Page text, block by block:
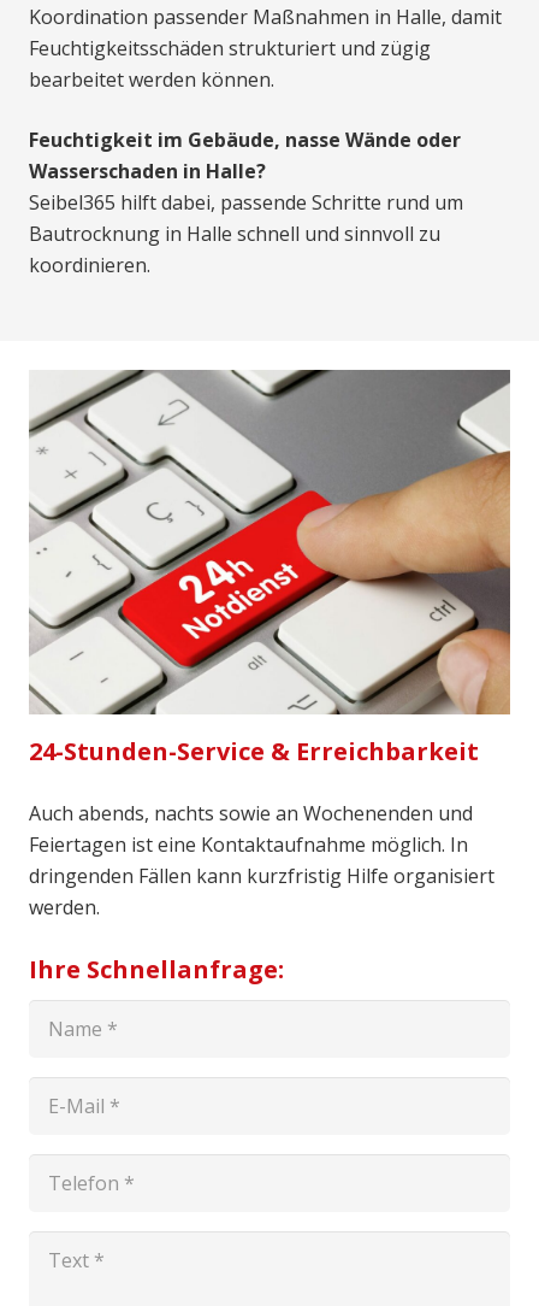
Koordination passender Maßnahmen in Halle, damit
Feuchtigkeitsschäden strukturiert und zügig
bearbeitet werden können.
Feuchtigkeit im Gebäude, nasse Wände oder
Wasserschaden in Halle?
Seibel365 hilft dabei, passende Schritte rund um
Bautrocknung in Halle schnell und sinnvoll zu
koordinieren.
24-Stunden-Service & Erreichbarkeit
Auch abends, nachts sowie an Wochenenden und
Feiertagen ist eine Kontaktaufnahme möglich. In
dringenden Fällen kann kurzfristig Hilfe organisiert
werden.
Ihre Schnellanfrage: